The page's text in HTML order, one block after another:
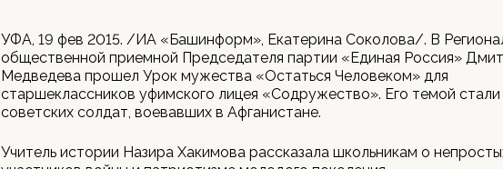
УФА, 19 фев 2015. /ИА «Башинформ», Екатерина Соколова/. В
общественной приемной Председателя партии «Единая Россия»
Медведева прошел Урок мужества «Остаться Человеком» для
старшеклассников уфимского лицея «Содружество». Его темой стали
советских солдат, воевавших в Афганистане.
Учитель истории Назира Хакимова рассказала школьникам о